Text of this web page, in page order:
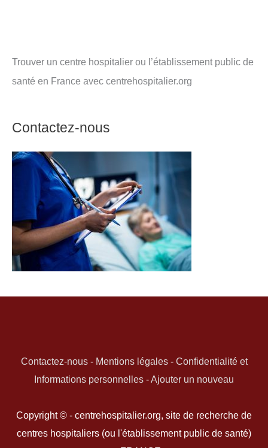
Trouver un centre hospitalier ou l’établissement public de
santé en France avec centrehospitalier.org
Contactez-nous
Contactez-nous- Mentions légales- Confidentialité et
Informations personnelles -Ajouter un nouveau
Copyright © - centrehospitalier.org, site de recherche de
centres hospitaliers (ou l'établissement public de santé)